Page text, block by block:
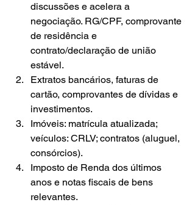
discussões e acelera a
negociação. RG/CPF, comprovante
de residência e
contrato/declaração de união
estável.
Extratos bancários, faturas de
cartão, comprovantes de dívidas e
investimentos.
Imóveis: matrícula atualizada;
veículos: CRLV; contratos (aluguel,
consórcios).
Imposto de Renda dos últimos
anos e notas fiscais de bens
relevantes.